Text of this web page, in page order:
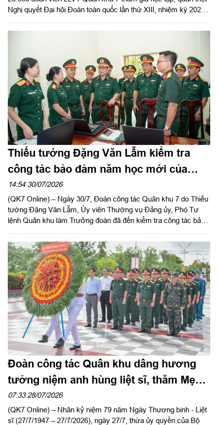
Nghị quyết Đại hội Đoàn toàn quốc lần thứ XIII, nhiệm kỳ 2026 -
Thiếu tướng Đặng Văn Lẫm kiểm tra
công tác bảo đảm năm học mới của
Trường Thiếu sinh quân miền Nam
14:54 30/07/2026
(QK7 Online) – Ngày 30/7, Đoàn công tác Quân khu 7 do Thiếu
tướng Đặng Văn Lẫm, Ủy viên Thường vụ Đảng ủy, Phó Tư
lệnh Quân khu làm Trưởng đoàn đã đến kiểm tra công tác bảo
sinh quân miền Nam.
Đoàn công tác Quân khu dâng hương
tưởng niệm anh hùng liệt sĩ, thăm Mẹ
Việt Nam Anh hùng tại tỉnh Lâm Đồng
07:33 28/07/2026
(QK7 Online) – Nhân kỷ niệm 79 năm Ngày Thương binh - Liệt
sĩ (27/7/1947 – 27/7/2026), ngày 27/7, thừa ủy quyền của Bộ